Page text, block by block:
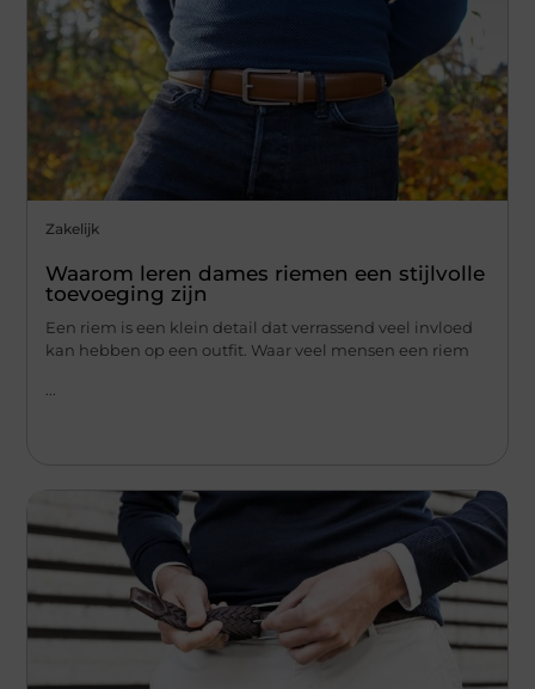
Zakelijk
Waarom leren dames riemen een stijlvolle
toevoeging zijn
Een riem is een klein detail dat verrassend veel invloed
kan hebben op een outfit. Waar veel mensen een riem